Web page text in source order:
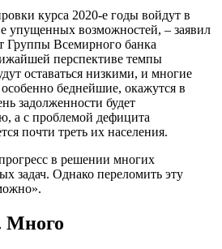
курса 2020-е годы войдут в
упущенных возможностей, – заявил
Группы Всемирного банка
перспективе темпы
оставаться низкими, и многие
беднейшие, окажутся в
задолженности будет
а с проблемой дефицита
почти треть их населения.
в решении многих
задач. Однако переломить эту
Много